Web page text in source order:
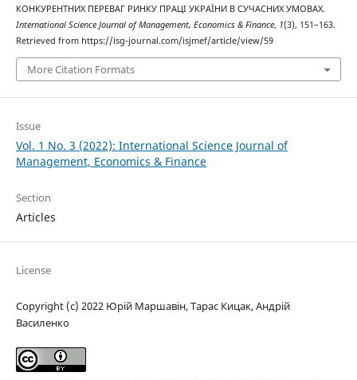
КОНКУРЕНТНИХ ПЕРЕВАГ РИНКУ ПРАЦІ УКРАЇНИ В СУЧАСНИХ УМОВАХ.
International Science Journal of Management, Economics & Finance, 1(3), 151–163.
Retrieved from https://isg-journal.com/isjmef/article/view/59
More Citation Formats
Issue
Vol. 1 No. 3 (2022): International Science Journal of
Management, Economics & Finance
Section
Articles
License
Copyright (c) 2022 Юрій Маршавін, Тарас Кицак, Андрій
Василенко